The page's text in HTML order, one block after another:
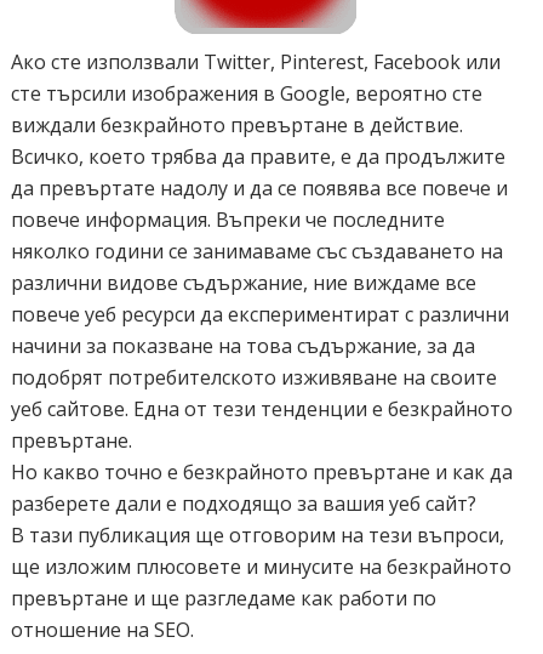
Ако сте използвали Twitter, Pinterest, Facebook или
сте търсили изображения в Google, вероятно сте
виждали безкрайното превъртане в действие.
Всичко, което трябва да правите, е да продължите
да превъртате надолу и да се появява все повече и
повече информация. Въпреки че последните
няколко години се занимаваме със създаването на
различни видове съдържание, ние виждаме все
повече уеб ресурси да експериментират с различни
начини за показване на това съдържание, за да
подобрят потребителското изживяване на своите
уеб сайтове. Една от тези тенденции е безкрайното
превъртане.
Но какво точно е безкрайното превъртане и как да
разберете дали е подходящо за вашия уеб сайт?
В тази публикация ще отговорим на тези въпроси,
ще изложим плюсовете и минусите на безкрайното
превъртане и ще разгледаме как работи по
отношение на SEO.